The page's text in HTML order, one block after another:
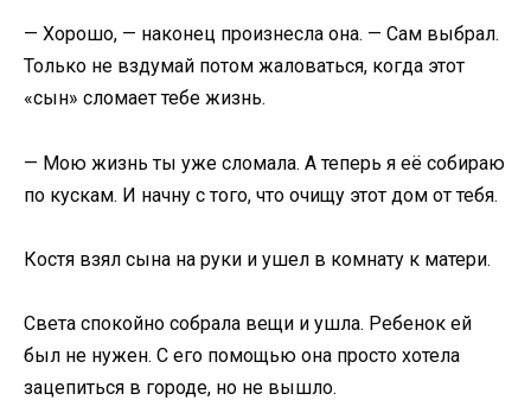
— Хорошо, — наконец произнесла она. — Сам выбрал.
Только не вздумай потом жаловаться, когда этот
«сын» сломает тебе жизнь.
— Мою жизнь ты уже сломала. А теперь я её собираю
по кускам. И начну с того, что очищу этот дом от тебя.
Костя взял сына на руки и ушел в комнату к матери.
Света спокойно собрала вещи и ушла. Ребенок ей
был не нужен. С его помощью она просто хотела
зацепиться в городе, но не вышло.